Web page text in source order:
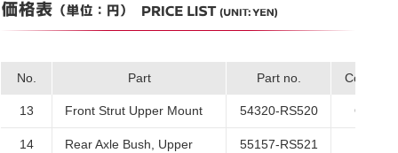
No. Part Part no. Code
13 Front Strut Upper Mount 54320-RS520 Q
14 Rear Axle Bush, Upper 55157-RS521